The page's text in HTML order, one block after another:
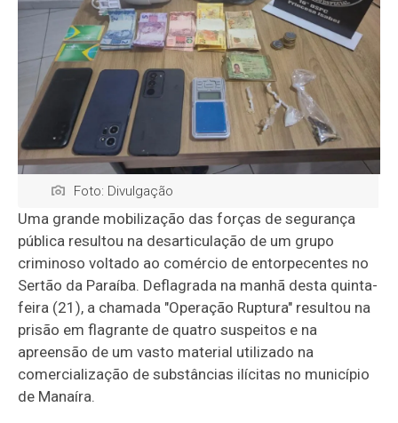
Foto: Divulgação
Uma grande mobilização das forças de segurança
pública resultou na desarticulação de um grupo
criminoso voltado ao comércio de entorpecentes no
Sertão da Paraíba. Deflagrada na manhã desta quinta-
feira (21), a chamada "Operação Ruptura" resultou na
prisão em flagrante de quatro suspeitos e na
apreensão de um vasto material utilizado na
comercialização de substâncias ilícitas no município
de Manaíra.